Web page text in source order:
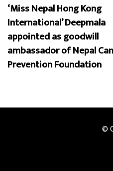
‘Miss Nepal Hong Kong
International’ Deepmala
appointed as goodwill
ambassador of Nepal
Prevention Foundation
©